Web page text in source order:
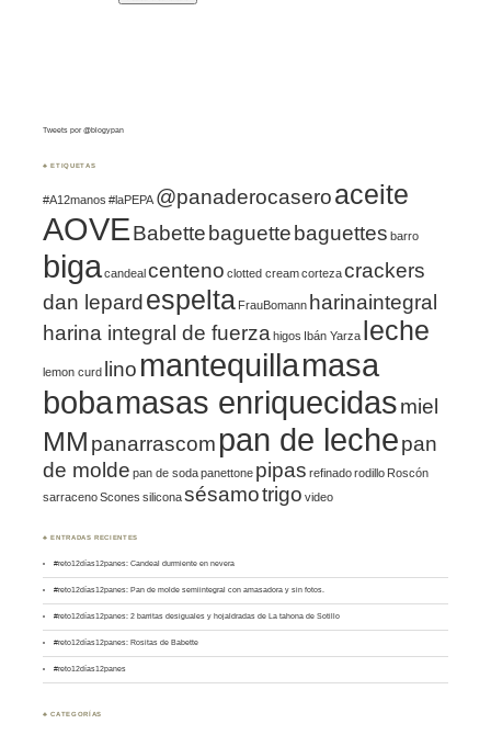
Tweets por @blogypan
♣ ETIQUETAS
#A12manos #laPEPA @panaderocaseroaceite
AOVEBabettebaguettebaguettes barro
biga candealcenteno clotted creamcortezacrackers
dan lepardespelta FrauBomann harinaintegral
harina integral de fuerza higos Ibán Yarza leche
lemon curd lino mantequillamasa
bobamasas enriquecidasmiel
MM panarrascom pan de lechepan
de molde pan de sodapanettone pipas refinadorodillo Roscón
sarracenoScones siliconasésamotrigo video
♣ ENTRADAS RECIENTES
#reto12días12panes: Candeal durmiente en nevera
#reto12días12panes: Pan de molde semiintegral con amasadora y sin fotos.
#reto12días12panes: 2 barritas desiguales y hojaldradas de La tahona de Sotillo
#reto12días12panes: Rositas de Babette
#reto12días12panes
♣ CATEGORÍAS